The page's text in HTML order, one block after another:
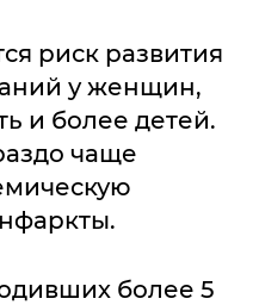
риск развития
у женщин,
и более детей.
чаще
более 5